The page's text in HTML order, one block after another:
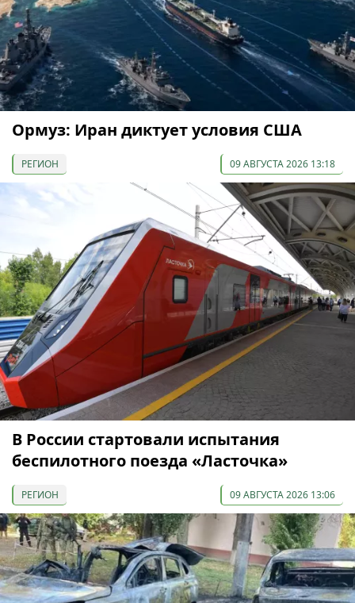
Ормуз: Иран диктует условия США
РЕГИОН 09 АВГУСТА 2026 13:18
В России стартовали испытания
беспилотного поезда «Ласточка»
РЕГИОН 09 АВГУСТА 2026 13:06